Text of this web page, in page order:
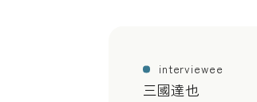
interviewee
三國達也